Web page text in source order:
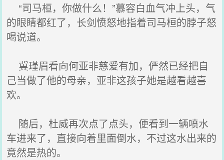
“司马桓，你做什么！”慕容白血气冲上头，气
的眼睛都红了，长剑愤怒地指着司马桓的脖子怒
喝说道。
冀瑾眉看向何亚非慈爱有加，俨然已经把自
己当做了他的母亲，亚非这孩子她是越看越喜
欢。
随后，杜威再次点了点头，便看到一辆喷水
车进来了，直接向着里面倒水，不过这水出来的
竟然是热的。